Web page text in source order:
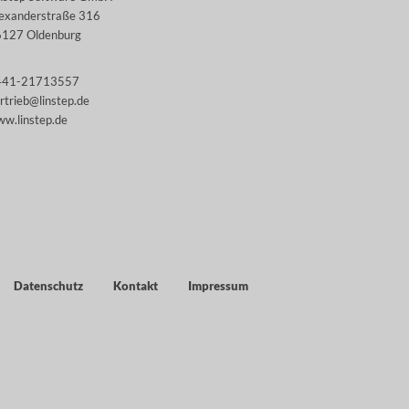
316
Oldenburg
21713557
Datenschutz Kontakt Impressum